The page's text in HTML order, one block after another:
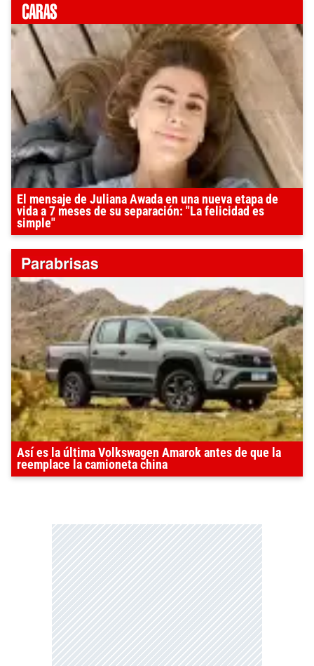
El mensaje de Juliana Awada en una nueva etapa de
vida a 7 meses de su separación: "La felicidad es
simple"
Así es la última Volkswagen Amarok antes de que la
reemplace la camioneta china